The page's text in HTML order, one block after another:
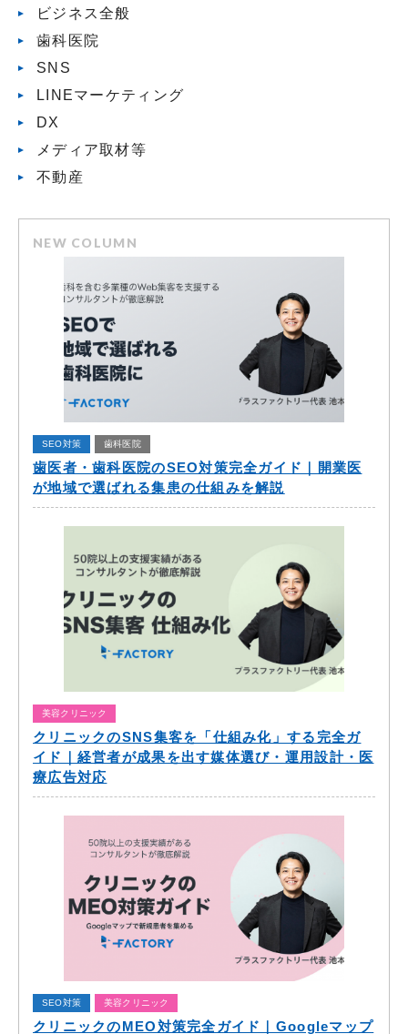
ビジネス全般
歯科医院
SNS
LINEマーケティング
DX
メディア取材等
不動産
NEW COLUMN
SEO対策 歯科医院
歯医者・歯科医院のSEO対策完全ガイド｜開業医
が地域で選ばれる集患の仕組みを解説
美容クリニック
クリニックのSNS集客を「仕組み化」する完全ガ
イド｜経営者が成果を出す媒体選び・運用設計・医
療広告対応
SEO対策 美容クリニック
クリニックのMEO対策完全ガイド｜Googleマップ